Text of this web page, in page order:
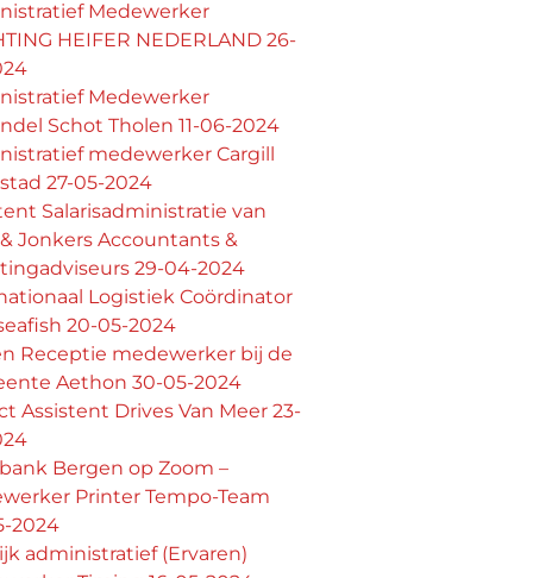
Medewerker
HEIFER NEDERLAND 26-
Medewerker
Schot Tholen 11-06-2024
medewerker Cargill
27-05-2024
Salarisadministratie van
Jonkers Accountants &
29-04-2024
Logistiek Coördinator
20-05-2024
Receptie medewerker bij de
Aethon 30-05-2024
Assistent Drives Van Meer 23-
Bergen op Zoom –
Printer Tempo-Team
2024
administratief (Ervaren)